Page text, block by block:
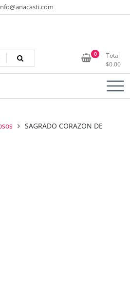
SA
mayor de flores y plantas. juguetes,
0
Total
$0.00
SAGRADO CORAZON DE